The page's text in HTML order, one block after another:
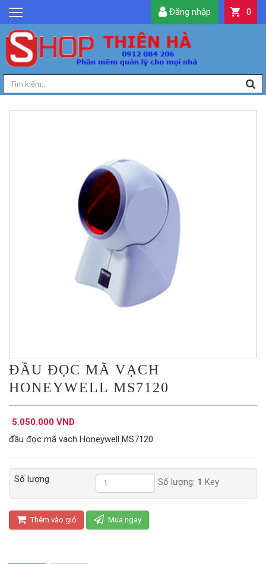
GIỚI THIỆU
TIN TỨC
SẢN PHẨM
DỊCH VỤ
0
Đăng nhập
ĐẦU ĐỌC MÃ VẠCH
HONEYWELL MS7120
5.050.000 VND
đầu đọc mã vạch Honeywell MS7120
Số lượng Số lượng: 1 Key
Thêm vào giỏ Mua ngay